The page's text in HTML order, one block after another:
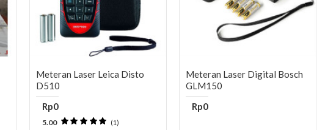
Meteran Laser Leica Disto
D510
Rp0
5.00 (1)
Meteran Laser Digital Bosch
GLM150
Rp0